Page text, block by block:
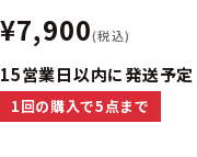
¥7,900(税込)
15営業日以内に発送予定
1回の購入で5点まで